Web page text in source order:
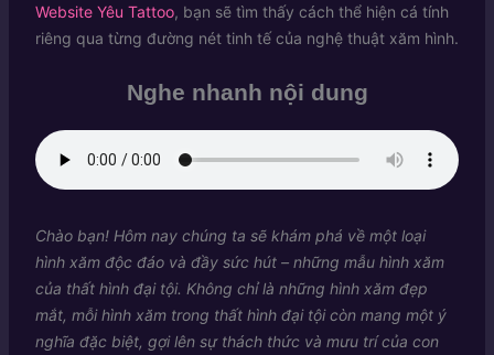
Website Yêu Tattoo, bạn sẽ tìm thấy cách thể hiện cá tính
riêng qua từng đường nét tinh tế của nghệ thuật xăm hình.
Nghe nhanh nội dung
Chào bạn! Hôm nay chúng ta sẽ khám phá về một loại
hình xăm độc đáo và đầy sức hút – những mẫu hình xăm
của thất hình đại tội. Không chỉ là những hình xăm đẹp
mắt, mỗi hình xăm trong thất hình đại tội còn mang một ý
nghĩa đặc biệt, gợi lên sự thách thức và mưu trí của con